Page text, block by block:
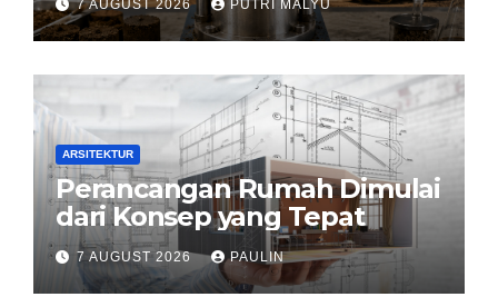
7 AUGUST 2026 PUTRI MALYU
ARSITEKTUR
Perancangan Rumah Dimulai
dari Konsep yang Tepat
7 AUGUST 2026 PAULIN